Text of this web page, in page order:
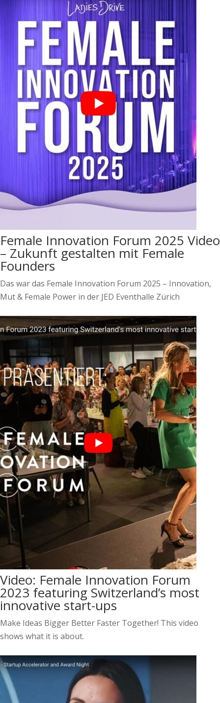
Female Innovation Forum 2025 Video
– Zukunft gestalten mit Female
Founders
Das war das Female Innovation Forum 2025 – Innovation,
Mut & Female Power in der JED Eventhalle Zürich
Video: Female Innovation Forum
2023 featuring Switzerland’s most
innovative start-ups
Make Ideas Bigger Better Faster Together! This video
shows what it is about.